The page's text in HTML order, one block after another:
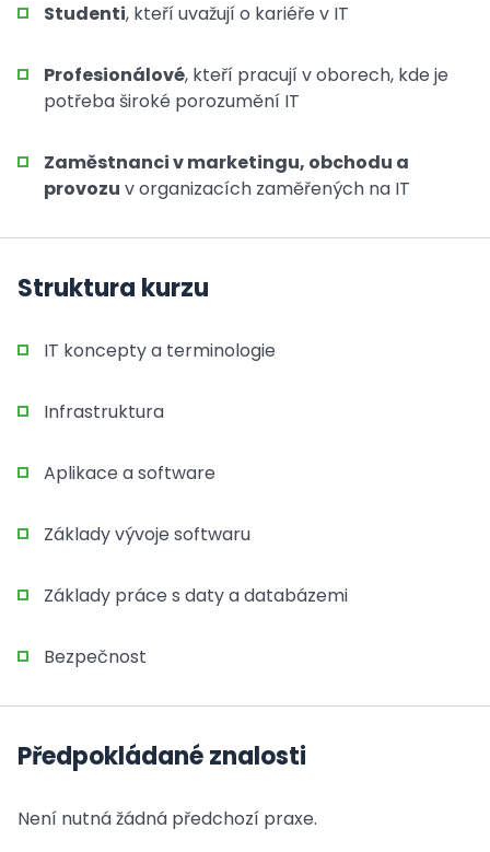
Studenti, kteří uvažují o kariéře v IT
Profesionálové, kteří pracují v oborech, kde je
potřeba široké porozumění IT
Zaměstnanci v marketingu, obchodu a
provozu v organizacích zaměřených na IT
Struktura kurzu
IT koncepty a terminologie
Infrastruktura
Aplikace a software
Základy vývoje softwaru
Základy práce s daty a databázemi
Bezpečnost
Předpokládané znalosti
Není nutná žádná předchozí praxe.